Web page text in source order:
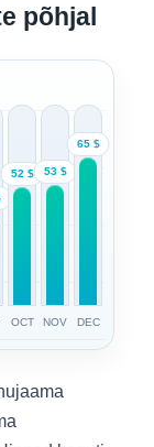
põhjal
52 $
OCT
53 $
NOV
65 $
DEC